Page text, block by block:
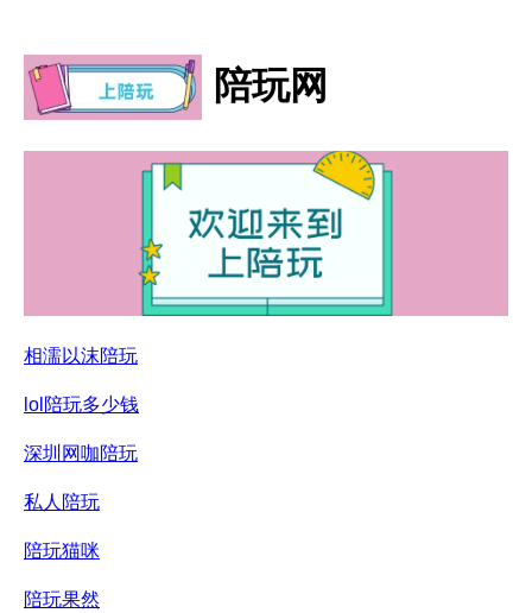
陪玩网
相濡以沫陪玩
lol陪玩多少钱
深圳网咖陪玩
私人陪玩
陪玩猫咪
陪玩果然